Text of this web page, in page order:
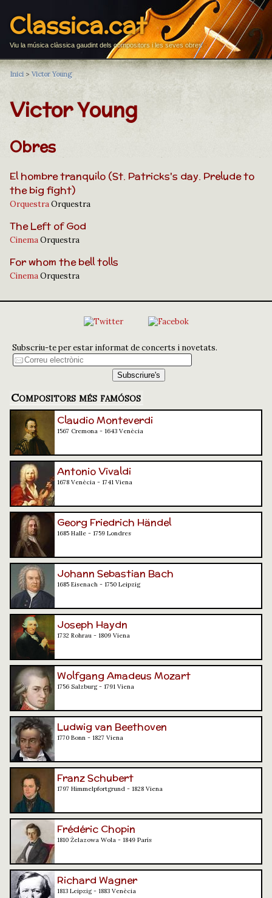
Classica.cat
Viu la música clàssica gaudint dels compositors i les seves obres
Inici > Victor Young
Victor Young
Obres
El hombre tranquilo (St. Patricks's day. Prelude to
the big fight)
OrquestraOrquestra
The Left of God
CinemaOrquestra
For whom the bell tolls
CinemaOrquestra
Subscriu-te per estar informat de concerts i novetats.
Compositors més famósos
Claudio Monteverdi
1567 Cremona - 1643 Venècia
Antonio Vivaldi
1678 Venècia - 1741 Viena
Georg Friedrich Händel
1685 Halle - 1759 Londres
Johann Sebastian Bach
1685 Eisenach - 1750 Leipzig
Joseph Haydn
1732 Rohrau - 1809 Viena
Wolfgang Amadeus Mozart
1756 Salzburg - 1791 Viena
Ludwig van Beethoven
1770 Bonn - 1827 Viena
Franz Schubert
1797 Himmelpfortgrund - 1828 Viena
Frédéric Chopin
1810 Żelazowa Wola - 1849 París
Richard Wagner
1813 Leipzig - 1883 Venècia